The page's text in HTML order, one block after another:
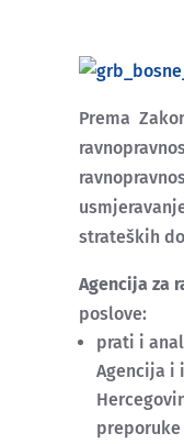
Prema
strateških
Agencija za
poslove:
prati i
Agencija i